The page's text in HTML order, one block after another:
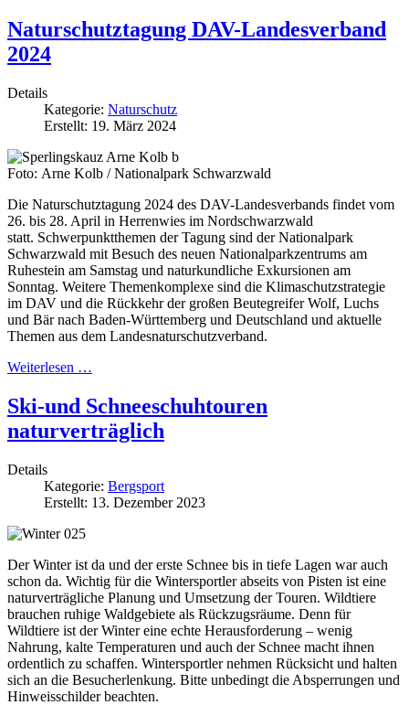
Naturschutztagung DAV-Landesverband
2024
Details
Kategorie: Naturschutz
Erstellt: 19. März 2024
Foto: Arne Kolb / Nationalpark Schwarzwald
Die Naturschutztagung 2024 des DAV-Landesverbands findet vom
26. bis 28. April in Herrenwies im Nordschwarzwald
statt. Schwerpunktthemen der Tagung sind der Nationalpark
Schwarzwald mit Besuch des neuen Nationalparkzentrums am
Ruhestein am Samstag und naturkundliche Exkursionen am
Sonntag. Weitere Themenkomplexe sind die Klimaschutzstrategie
im DAV und die Rückkehr der großen Beutegreifer Wolf, Luchs
und Bär nach Baden-Württemberg und Deutschland und aktuelle
Themen aus dem Landesnaturschutzverband.
Weiterlesen …
Ski-und Schneeschuhtouren
naturverträglich
Details
Kategorie: Bergsport
Erstellt: 13. Dezember 2023
Der Winter ist da und der erste Schnee bis in tiefe Lagen war auch
schon da. Wichtig für die Wintersportler abseits von Pisten ist eine
naturverträgliche Planung und Umsetzung der Touren. Wildtiere
brauchen ruhige Waldgebiete als Rückzugsräume. Denn für
Wildtiere ist der Winter eine echte Herausforderung – wenig
Nahrung, kalte Temperaturen und auch der Schnee macht ihnen
ordentlich zu schaffen. Wintersportler nehmen Rücksicht und halten
sich an die Besucherlenkung. Bitte unbedingt die Absperrungen und
Hinweisschilder beachten.